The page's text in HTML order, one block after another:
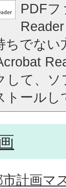
PDFフ
ちでない
して、
トール
市計画マ